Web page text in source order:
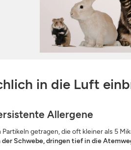
in die Luft
Allergene
getragen, die oft kleiner als 5
der Schwebe, dringen tief in die